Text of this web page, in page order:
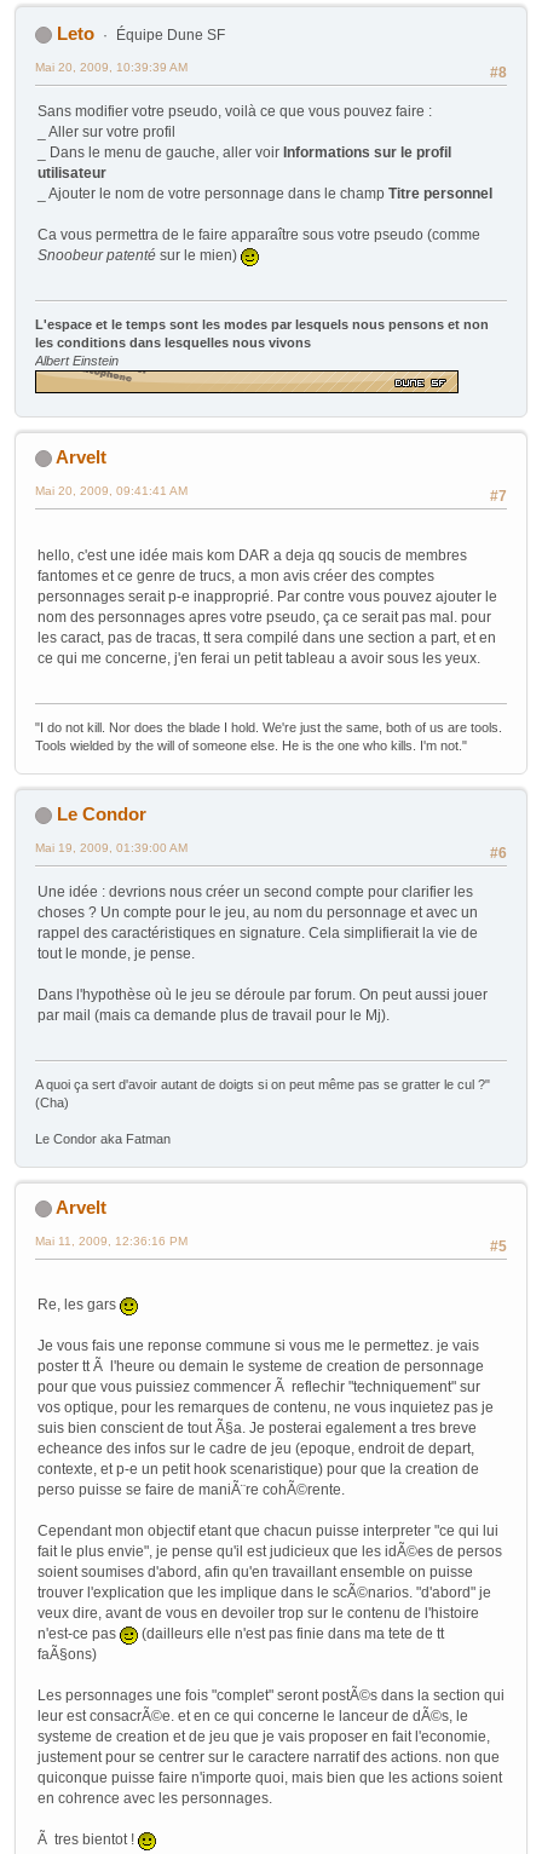
Leto Équipe Dune SF
#8
Mai 20, 2009, 10:39:39 AM
Sans modifier votre pseudo, voilà ce que vous pouvez faire :
_ Aller sur votre profil
_ Dans le menu de gauche, aller voir Informations sur le profil
utilisateur
_ Ajouter le nom de votre personnage dans le champ Titre personnel
Ca vous permettra de le faire apparaître sous votre pseudo (comme
Snoobeur patenté sur le mien)
L'espace et le temps sont les modes par lesquels nous pensons et non
les conditions dans lesquelles nous vivons
Albert Einstein
Arvelt
#7
Mai 20, 2009, 09:41:41 AM
hello, c'est une idée mais kom DAR a deja qq soucis de membres
fantomes et ce genre de trucs, a mon avis créer des comptes
personnages serait p-e inapproprié. Par contre vous pouvez ajouter le
nom des personnages apres votre pseudo, ça ce serait pas mal. pour
les caract, pas de tracas, tt sera compilé dans une section a part, et en
ce qui me concerne, j'en ferai un petit tableau a avoir sous les yeux.
"I do not kill. Nor does the blade I hold. We're just the same, both of us are tools.
Tools wielded by the will of someone else. He is the one who kills. I'm not."
Le Condor
#6
Mai 19, 2009, 01:39:00 AM
Une idée : devrions nous créer un second compte pour clarifier les
choses ? Un compte pour le jeu, au nom du personnage et avec un
rappel des caractéristiques en signature. Cela simplifierait la vie de
tout le monde, je pense.
Dans l'hypothèse où le jeu se déroule par forum. On peut aussi jouer
par mail (mais ca demande plus de travail pour le Mj).
A quoi ça sert d'avoir autant de doigts si on peut même pas se gratter le cul ?"
(Cha)
Le Condor aka Fatman
Arvelt
#5
Mai 11, 2009, 12:36:16 PM
Re, les gars
Je vous fais une reponse commune si vous me le permettez. je vais
poster tt Ã l'heure ou demain le systeme de creation de personnage
pour que vous puissiez commencer Ã reflechir "techniquement" sur
vos optique, pour les remarques de contenu, ne vous inquietez pas je
suis bien conscient de tout Ã§a. Je posterai egalement a tres breve
echeance des infos sur le cadre de jeu (epoque, endroit de depart,
contexte, et p-e un petit hook scenaristique) pour que la creation de
perso puisse se faire de maniÃ¨re cohÃ©rente.
Cependant mon objectif etant que chacun puisse interpreter "ce qui lui
fait le plus envie", je pense qu'il est judicieux que les idÃ©es de persos
soient soumises d'abord, afin qu'en travaillant ensemble on puisse
trouver l'explication que les implique dans le scÃ©narios. "d'abord" je
veux dire, avant de vous en devoiler trop sur le contenu de l'histoire
n'est-ce pas
(dailleurs elle n'est pas finie dans ma tete de tt
faÃ§ons)
Les personnages une fois "complet" seront postÃ©s dans la section qui
leur est consacrÃ©e. et en ce qui concerne le lanceur de dÃ©s, le
systeme de creation et de jeu que je vais proposer en fait l'economie,
justement pour se centrer sur le caractere narratif des actions. non que
quiconque puisse faire n'importe quoi, mais bien que les actions soient
en cohrence avec les personnages.
Ã tres bientot !